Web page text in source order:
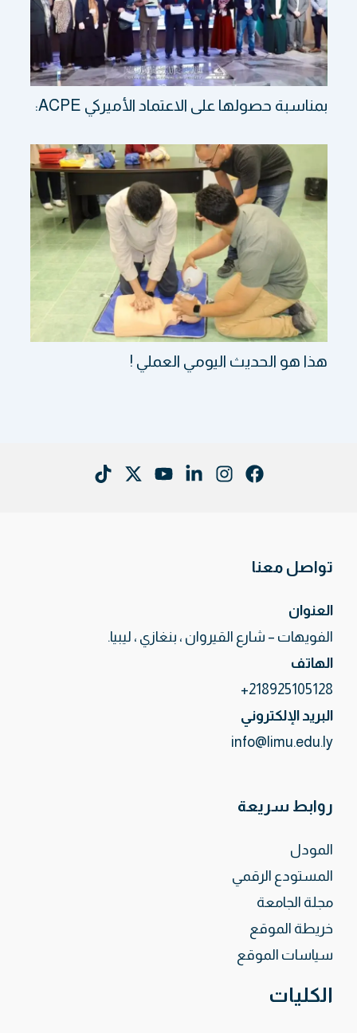
بمناسبة حصولها على الاعتماد الأميركي ACPE:
هذا هو الحديث اليومي العملي !
تواصل معنا
العنوان
الفويهات – شارع القيروان ، بنغازي ، ليبيا.
الهاتف
218925105128+
البريد الإلكتروني
info@limu.edu.ly
روابط سريعة
المودل
المستودع الرقمي
مجلة الجامعة
خريطة الموقع
سياسات الموقع
الكليات